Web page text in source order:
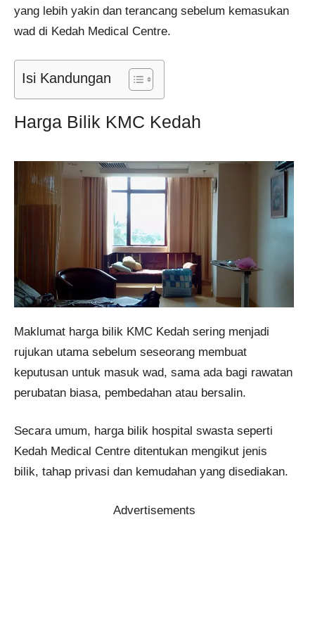
yang lebih yakin dan terancang sebelum kemasukan
wad di Kedah Medical Centre.
Isi Kandungan
Harga Bilik KMC Kedah
Maklumat harga bilik KMC Kedah sering menjadi
rujukan utama sebelum seseorang membuat
keputusan untuk masuk wad, sama ada bagi rawatan
perubatan biasa, pembedahan atau bersalin.
Secara umum, harga bilik hospital swasta seperti
Kedah Medical Centre ditentukan mengikut jenis
bilik, tahap privasi dan kemudahan yang disediakan.
Advertisements